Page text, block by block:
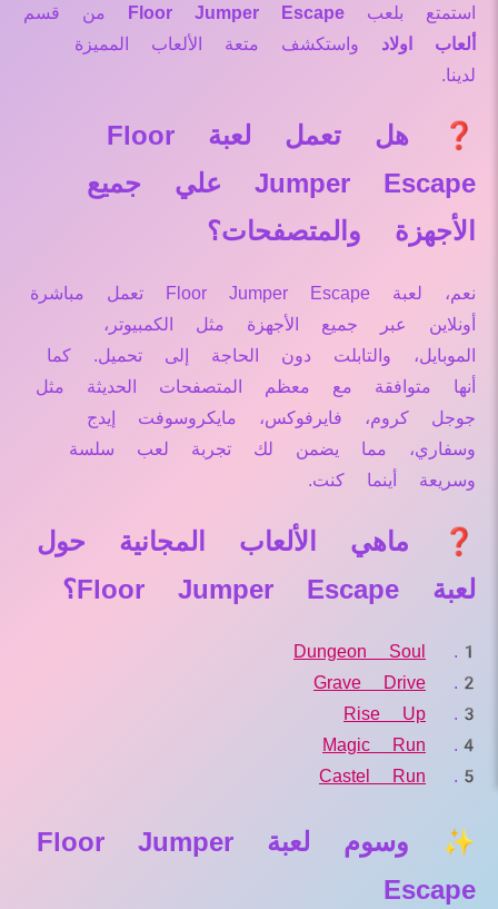
استمتع بلعب Floor Jumper Escape من قسم
ألعاب اولاد واستكشف متعة الألعاب المميزة
لدينا.
❓ هل تعمل لعبة Floor
Jumper Escape علي جميع
الأجهزة والمتصفحات؟
نعم، لعبة Floor Jumper Escape تعمل مباشرة
أونلاين عبر جميع الأجهزة مثل الكمبيوتر،
الموبايل، والتابلت دون الحاجة إلى تحميل. كما
أنها متوافقة مع معظم المتصفحات الحديثة مثل
جوجل كروم، فايرفوكس، مايكروسوفت إيدج
وسفاري، مما يضمن لك تجربة لعب سلسة
وسريعة أينما كنت.
❓ ماهي الألعاب المجانية حول
لعبة Floor Jumper Escape؟
Dungeon Soul
Grave Drive
Rise Up
Magic Run
Castel Run
✨ وسوم لعبة Floor Jumper
Escape